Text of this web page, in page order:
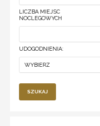
LICZBA MIEJSC
NOCLEGOWYCH
UDOGODNIENIA:
WYBIERZ
SZUKAJ